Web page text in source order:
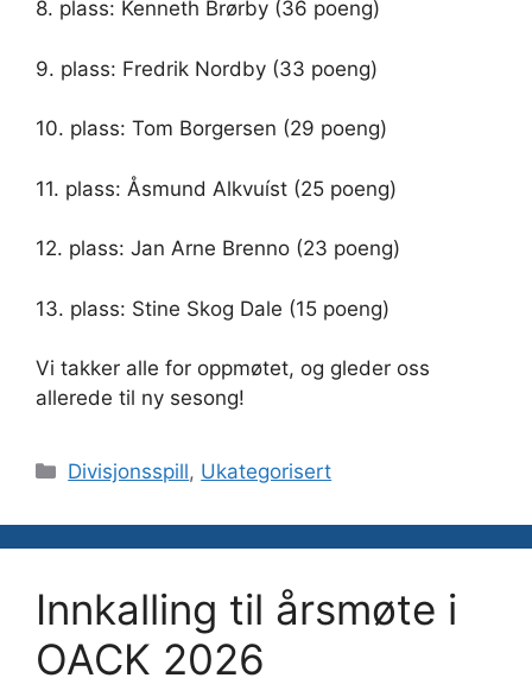
8. plass: Kenneth Brørby (36 poeng)
9. plass: Fredrik Nordby (33 poeng)
10. plass: Tom Borgersen (29 poeng)
11. plass: Åsmund Alkvuíst (25 poeng)
12. plass: Jan Arne Brenno (23 poeng)
13. plass: Stine Skog Dale (15 poeng)
Vi takker alle for oppmøtet, og gleder oss
allerede til ny sesong!
Kategorier
Divisjonsspill, Ukategorisert
Innkalling til årsmøte i
OACK 2026